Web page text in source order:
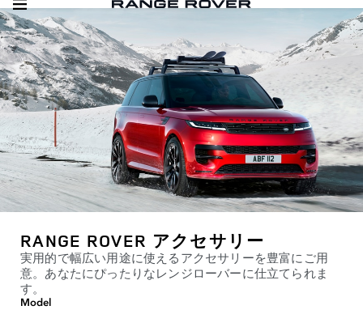
RANGE ROVER アクセサリー
実用的で幅広い用途に使えるアクセサリーを豊富にご用
意。あなたにぴったりなレンジローバーに仕立てられま
す。
Model